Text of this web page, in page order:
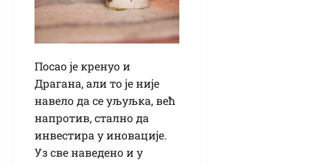
Посао је кренуо и
Драгана, али то је није
навело да се уљуљка, већ
напротив, стално да
инвестира у иновације.
Уз све наведено и у